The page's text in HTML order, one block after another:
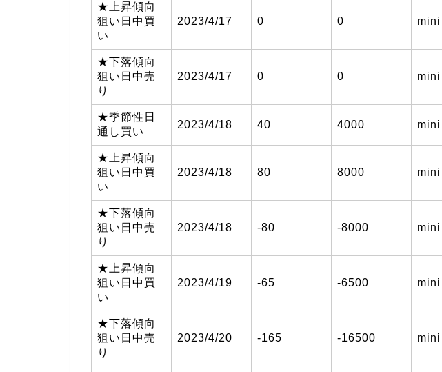
★上昇傾向
狙い日中買
い
2023/4/17 0 0 mini
★下落傾向
狙い日中売
り
2023/4/17 0 0 mini
★季節性日
通し買い
2023/4/18 40 4000 mini
★上昇傾向
狙い日中買
い
2023/4/18 80 8000 mini
★下落傾向
狙い日中売
り
2023/4/18 -80 -8000 mini
★上昇傾向
狙い日中買
い
2023/4/19 -65 -6500 mini
★下落傾向
狙い日中売
り
2023/4/20 -165 -16500 mini